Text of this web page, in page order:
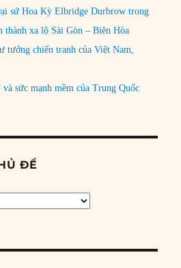
sứ Hoa Kỳ Elbridge Durbrow trong
thành xa lộ Sài Gòn – Biên Hòa
tưởng chiến tranh của Việt Nam,
và sức mạnh mềm của Trung Quốc
ĐỀ